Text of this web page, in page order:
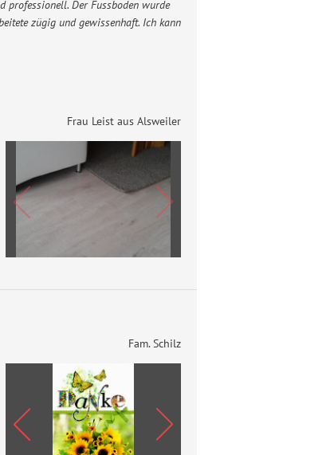
professionell. Der Fussboden wurde
zügig und gewissenhaft. Ich kann
Frau Leist aus Alsweiler
Fam. Schilz